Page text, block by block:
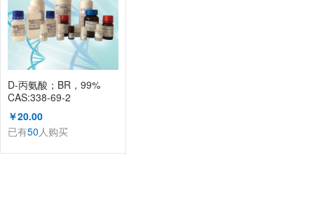
D-丙氨酸；BR，99%
CAS:338-69-2
（KL1002A）
￥20.00
已有50人购买